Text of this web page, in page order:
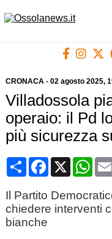
CRONACA- 02 agosto 2025,
Villadossola
operaio: il Pd
più sicurezza
CondividiFacebook
X
Il Partito
chiedere interventi
bianche